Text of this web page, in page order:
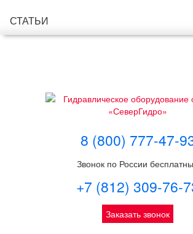
СТАТЬИ
8 (800) 777-47-
Звонок по России
+7 (812) 309-76-
Заказать звонок